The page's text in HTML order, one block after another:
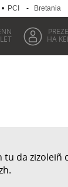
• PCI - Bretania
HA
da zizoleiñ